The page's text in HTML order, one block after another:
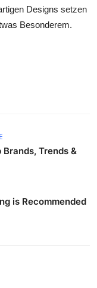
Designs setzen
Besonderem.
Trends &
is Recommended